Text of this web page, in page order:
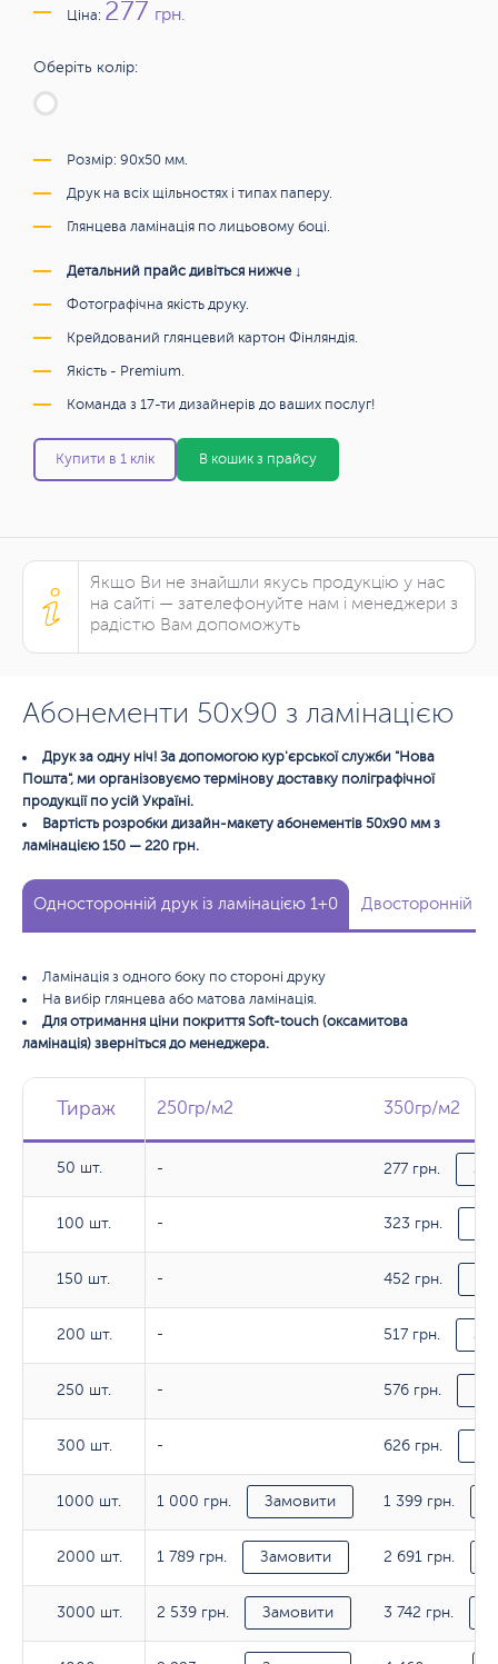
Ціна: 277 грн.
Оберіть колір:
Розмір: 90x50 мм.
Друк на всіх щільностях і типах паперу.
Глянцева ламінація по лицьовому боці.
Детальний прайс дивіться нижче ↓
Фотографічна якість друку.
Крейдований глянцевий картон Фінляндія.
Якість - Premium.
Команда з 17-ти дизайнерів до ваших послуг!
Купити в 1 клік В кошик з прайсу
Якщо Ви не знайшли якусь продукцію у нас
на сайті — зателефонуйте нам і менеджери з
радістю Вам допоможуть
Абонементи 50х90 з ламінацією
Друк за одну ніч! За допомогою кур'єрської служби "Нова
Пошта", ми організовуємо термінову доставку поліграфічної
продукції по усій Україні.
Вартість розробки дизайн-макету абонементів 50х90 мм з
ламінацією 150 — 220 грн.
Односторонній друк із ламінацією 1+0 Двосторонній
Ламінація з одного боку по стороні друку
На вибір глянцева або матова ламінація.
Для отримання ціни покриття Soft-touch (оксамитова
ламінація) зверніться до менеджера.
Тираж
50 шт.
100 шт.
150 шт.
200 шт.
250 шт.
300 шт.
1000 шт.
2000 шт.
3000 шт.
Тираж 250гр/м2 350гр/м2
Тираж 250гр/м2 350гр/м2
50 шт. - 277 грн.
100 шт. - 323 грн.
150 шт. - 452 грн.
200 шт. - 517 грн.
250 шт. - 576 грн.
300 шт. - 626 грн.
1000 шт. 1 000 грн. Замовити 1 399 грн.
2000 шт. 1 789 грн. Замовити 2 691 грн.
3000 шт. 2 539 грн. Замовити 3 742 грн.